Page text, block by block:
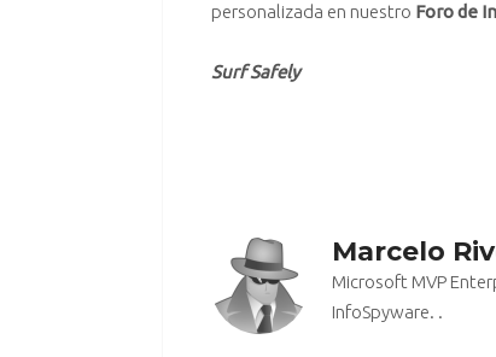
personalizada en nuestro Foro de
Surf Safely
Marcelo
Microsoft MVP
InfoSpyware. .